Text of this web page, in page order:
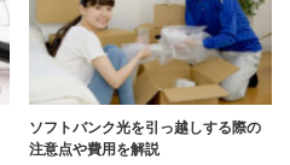
ソフトバンク光を引っ越しする際の
注意点や費用を解説